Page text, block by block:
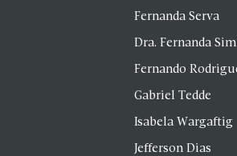
Fernanda Serva
Dra. Fernanda
Fernando
Gabriel Tedde
Isabela Wargaftig
Jefferson Dias